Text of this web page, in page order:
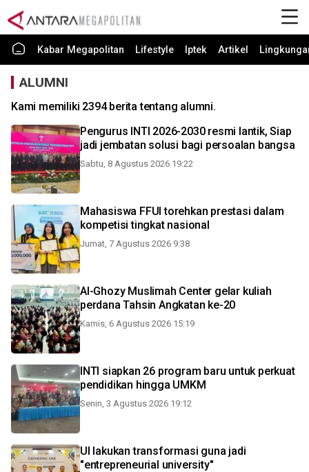
Kabar Megapolitan Lifestyle Iptek Artikel
ALUMNI
Kami memiliki 2394 berita tentang alumni.
Pengurus INTI 2026-2030 resmi lantik, Siap
jadi jembatan solusi bagi persoalan bangsa
Sabtu, 8 Agustus 2026 19:22
Mahasiswa FFUI torehkan prestasi dalam
kompetisi tingkat nasional
Jumat, 7 Agustus 2026 9:38
Al-Ghozy Muslimah Center gelar kuliah
perdana Tahsin Angkatan ke-20
Kamis, 6 Agustus 2026 15:19
INTI siapkan 26 program baru untuk perkuat
pendidikan hingga UMKM
Senin, 3 Agustus 2026 19:12
UI lakukan transformasi guna jadi
"entrepreneurial university"